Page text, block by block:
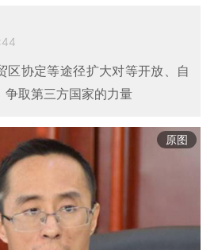
区协定等途径扩大对等开放、自
争取第三方国家的力量
原图